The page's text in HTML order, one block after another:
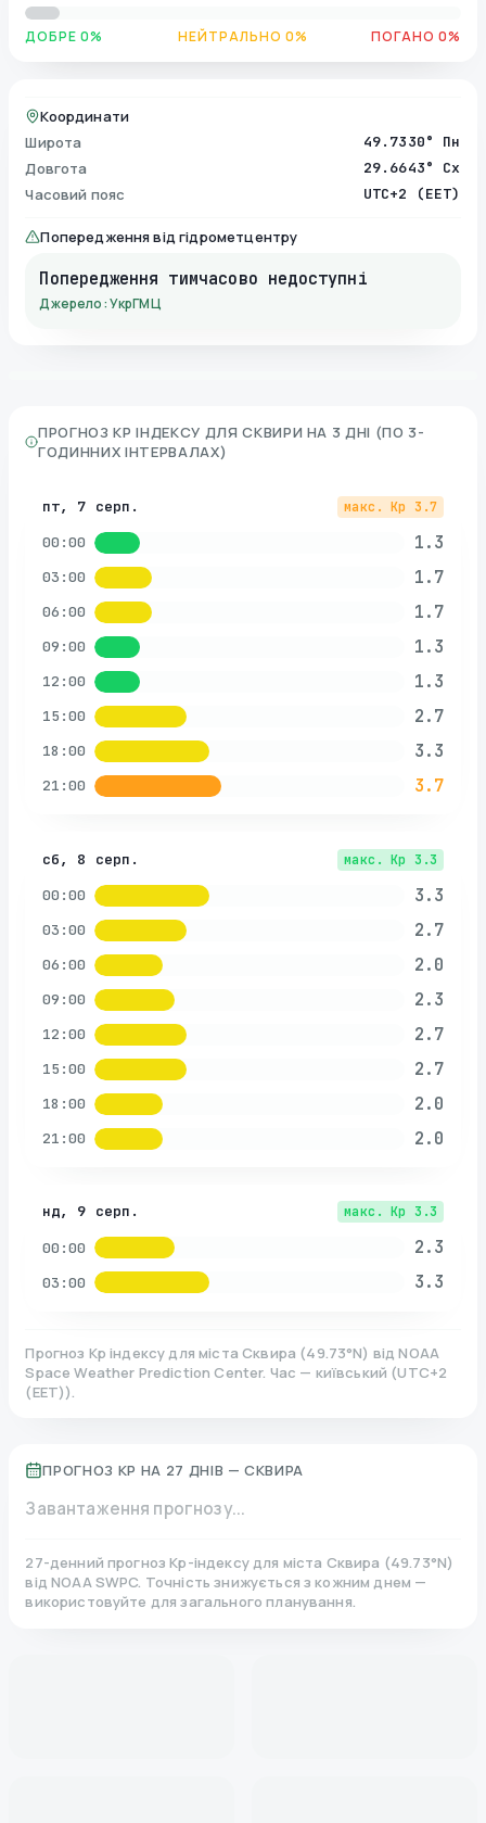
ДОБРЕ 0% НЕЙТРАЛЬНО 0% ПОГАНО 0%
Координати
Широта
49.7330° Пн
Довгота 29.6643° Сх
Часовий пояс UTC+2 (EET)
Попередження від гідрометцентру
Попередження тимчасово недоступні
Джерело: УкрГМЦ
ПРОГНОЗ KP ІНДЕКСУ ДЛЯ СКВИРИ НА 3 ДНІ (ПО 3-
ГОДИННИХ ІНТЕРВАЛАХ)
пт, 7 серп. макс. Kp 3.7
00:00 1.3
03:00 1.7
06:00 1.7
09:00 1.3
12:00 1.3
15:00 2.7
18:00 3.3
21:00 3.7
сб, 8 серп. макс. Kp 3.3
00:00 3.3
03:00 2.7
06:00 2.0
09:00 2.3
12:00 2.7
15:00 2.7
18:00 2.0
21:00 2.0
нд, 9 серп. макс. Kp 3.3
00:00 2.3
03:00 3.3
Прогноз Kp індексу для міста Сквира (49.73°N) від NOAA
Space Weather Prediction Center. Час — київський (UTC+2
(EET)).
ПРОГНОЗ KP НА 27 ДНІВ — СКВИРА
Завантаження прогнозу...
27-денний прогноз Kp-індексу для міста Сквира (49.73°N)
від NOAA SWPC. Точність знижується з кожним днем —
використовуйте для загального планування.